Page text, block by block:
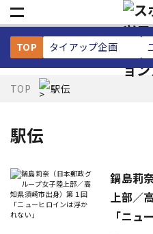
TOP タイアップ企画
TOP 駅伝
駅伝
鍋島莉
上部／
「ニュ